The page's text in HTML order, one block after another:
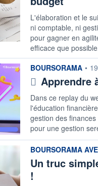
L'élaboration et le
ni comptable, ni
pour gagner en
efficace que
information fournie
BOURSORAMA •
Apprendre
Dans ce replay du
l'éducation
gestion des
pour une gestion
information fournie
BOURSORAMA
Un truc
!